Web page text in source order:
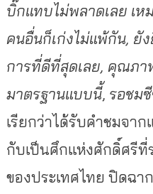
บิ๊กแทบไม่พลาดเลย เห
คนอื่นก็เก่งไม่แพ้กัน, ยั
การที่ดีที่สุดเลย, คุณภา
มาตรฐานแบบนี้, รอชม
เรียกว่าได้รับคำชมจาก
กับเป็นศึกแห่งศักดิ์ศรีที่
ของประเทศไทย ปิดฉา